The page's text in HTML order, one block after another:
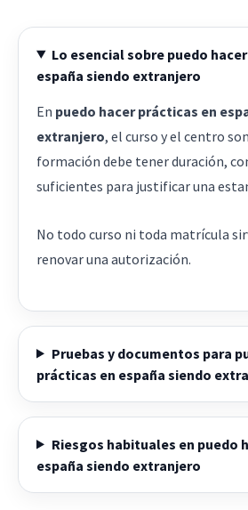
Lo esencial sobre puedo
españa siendo extranjero
En puedo hacer prácticas en
extranjero, el curso y el centro
formación debe tener duración,
suficientes para justificar una
No todo curso ni toda matrícula
renovar una autorización.
Pruebas y documentos para
prácticas en españa siendo
Riesgos habituales en puedo
españa siendo extranjero